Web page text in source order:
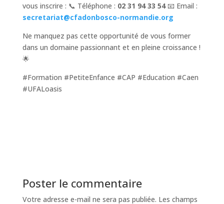
vous inscrire : 📞 Téléphone : 02 31 94 33 54📧 Email :
secretariat@cfadonbosco-normandie.org
Ne manquez pas cette opportunité de vous former
dans un domaine passionnant et en pleine croissance !
🌟
#Formation #PetiteEnfance #CAP #Education #Caen
#UFALoasis
Poster le commentaire
Votre adresse e-mail ne sera pas publiée. Les champs